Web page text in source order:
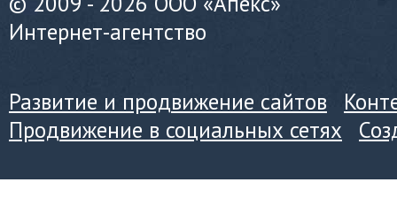
Интернет-агентство
Развитие и продвижение сайтов
Продвижение в социальных сетях